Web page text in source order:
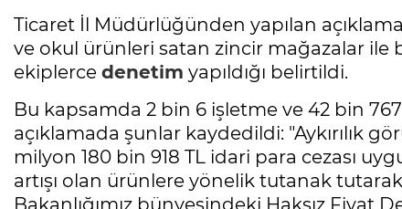
Ticaret İl Müdürlüğünden yapılan
ve okul ürünleri satan zincir mağazalar ile
ekiplerce denetim yapıldığı belirtildi.
Bu kapsamda 2 bin 6 işletme ve 42 bin
açıklamada şunlar kaydedildi: "Aykırılık
milyon 180 bin 918 TL idari para cezası
artışı olan ürünlere yönelik tutanak
Bakanlığımız bünyesindeki Haksız